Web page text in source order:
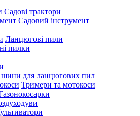
Садові трактори
Садовий інструмент
Ланцюгові пили
пилки
для ланцюгових пил
Тримери та мотокоси